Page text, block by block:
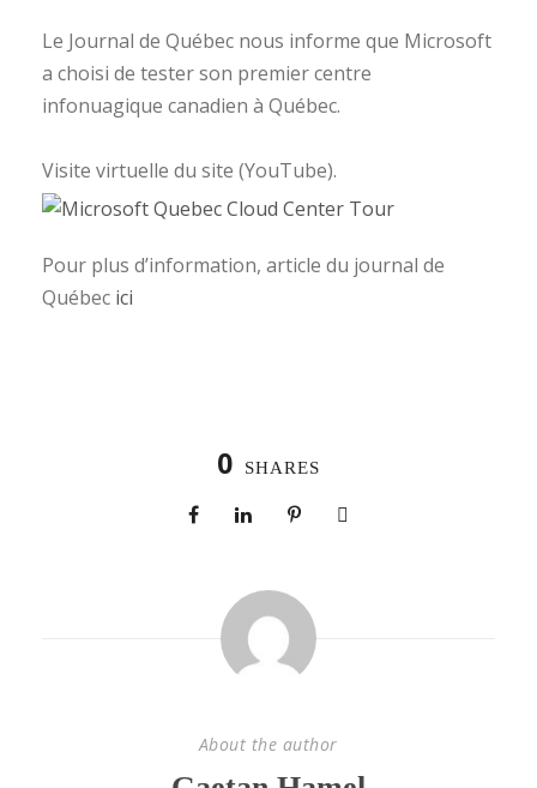
Le Journal de Québec nous informe que Microsoft
a choisi de tester son premier centre
infonuagique canadien à Québec.
Visite virtuelle du site (YouTube).
Pour plus d’information, article du journal de
Québec ici
0 SHARES
About the author